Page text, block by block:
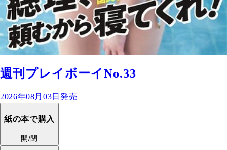
週刊プレイボーイNo.33
2026年08月03日発売
紙の本で購入
開/閉